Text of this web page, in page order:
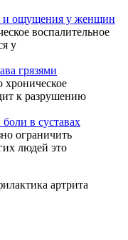
и ощущения у женщин
воспалительное
у
грязями
хроническое
к разрушению
в суставах
ограничить
людей это
артрита